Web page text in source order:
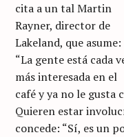
cita a un tal Martin
Rayner, director de
Lakeland, que asume:
“La gente está cada
más interesada en el
café y ya no le gusta
Quieren estar
concede: “Sí, es un